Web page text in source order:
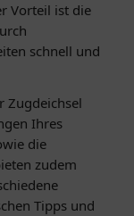
Vorteil ist die
schnell und
Zugdeichsel
Ihres
die
zudem
Tipps und